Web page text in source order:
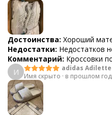
Достоинства: Хороший
Недостатки: Недостатков
Комментарий: Кроссовки
И
adidas Adilette
Имя скрыто · в прошлом